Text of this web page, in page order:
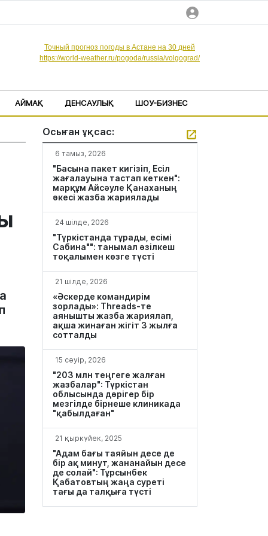
Точный прогноз погоды в Астане на 30 дней
https://world-weather.ru/pogoda/russia/volgograd/
АЙМАҚ ДЕНСАУЛЫҚ ШОУ-БИЗНЕС
Осыған ұқсас:
6 тамыз, 2026
"Басына пакет кигізіп, Есіл
жағалауына тастап кеткен":
марқұм Айсәуле Қанаханың
әкесі жазба жариялады
24 шілде, 2026
"Түркістанда тұрады, есімі
Сабина"": танымал әзілкеш
тоқалымен көзге түсті
21 шілде, 2026
«Әскерде командирім
зорлады»: Threads-те
аянышты жазба жариялап,
ақша жинаған жігіт 3 жылға
сотталды
15 сәуір, 2026
"203 млн теңгеге жалған
жазбалар": Түркістан
облысында дәрігер бір
мезгілде бірнеше клиникада
"қабылдаған"
21 қыркүйек, 2025
"Адам бағы таяйын десе де
бір ақ минут, жананайын десе
де солай": Тұрсынбек
Қабатовтың жаңа суреті
тағы да талқыға түсті